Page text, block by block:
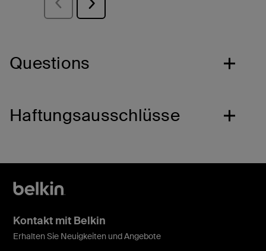
Questions
Haftungsausschlüsse
Kontakt mit Belkin
Erhalten Sie Neuigkeiten und Angebote